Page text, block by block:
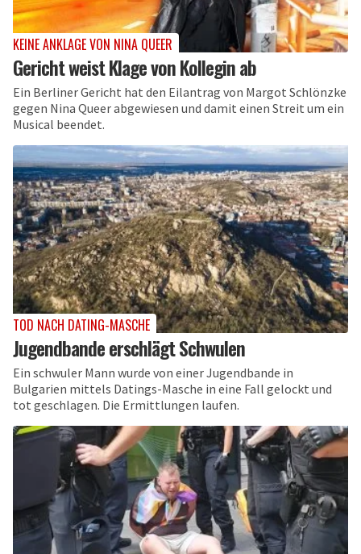
KEINE ANKLAGE VON NINA QUEER
Gericht weist Klage von Kollegin ab
Ein Berliner Gericht hat den Eilantrag von Margot Schlönzke
gegen Nina Queer abgewiesen und damit einen Streit um ein
Musical beendet.
TOD NACH DATING-MASCHE
Jugendbande erschlägt Schwulen
Ein schwuler Mann wurde von einer Jugendbande in
Bulgarien mittels Datings-Masche in eine Fall gelockt und
tot geschlagen. Die Ermittlungen laufen.